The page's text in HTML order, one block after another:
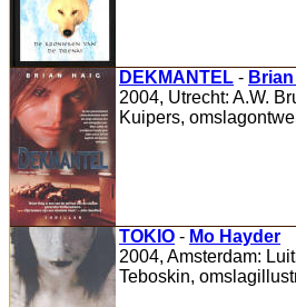
DEKMANTEL -
2004, Utrecht: A.W.
Kuipers,
TOKIO - Mo Hayder
2004, Amsterdam:
Teboskin,